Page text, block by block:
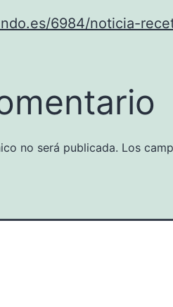
6984/noticia-
no será publicada. Los